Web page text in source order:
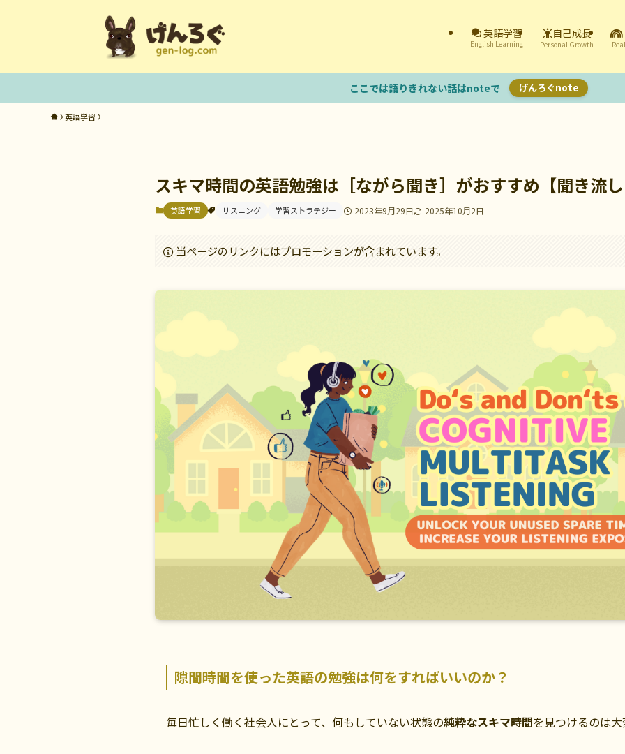
英語学習
English Learning
自己成長
Personal Growth
ここでは語りきれない話はnoteで げんろぐnote
英語学習
スキマ時間の英語勉強は［ながら聞き］がおすすめ【聞き流し
英語学習 リスニング 学習ストラテジー 2023年9月29日 2025年10月2日
当ページのリンクにはプロモーションが含まれています。
隙間時間を使った英語の勉強は何をすればいいのか？
毎日忙しく働く社会人にとって、何もしていない状態の純粋なスキマ時間を見つけるのは大